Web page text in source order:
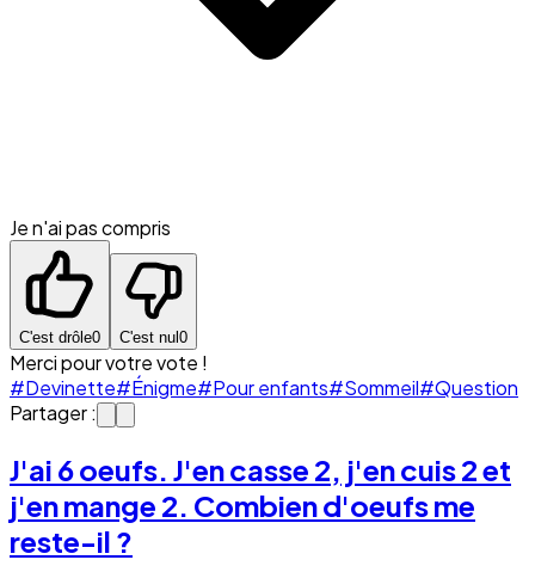
Je n'ai pas compris
C'est drôle0 C'est nul 0
Merci pour votre vote !
#Devinette#Énigme#Pour enfants#Sommeil#Question
Partager :
J'ai 6 oeufs. J'en casse 2, j'en cuis 2 et
j'en mange 2. Combien d'oeufs me
reste-il ?